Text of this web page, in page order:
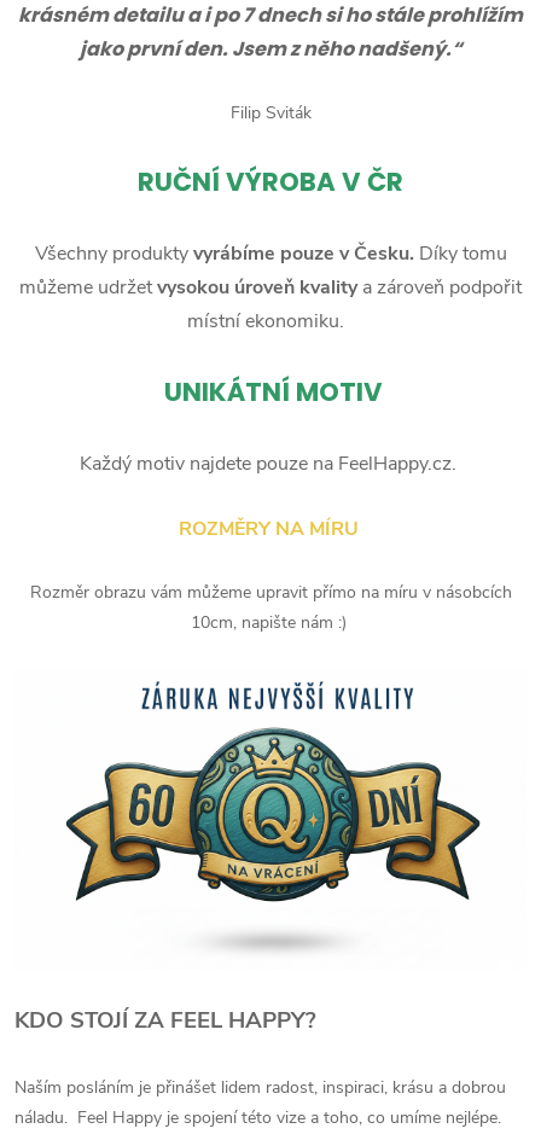
krásném detailu a i po 7 dnech si ho stále prohlížím
jako první den. Jsem z něho nadšený.“
Filip Sviták
RUČNÍ VÝROBA V ČR
Všechny produktyvyrábíme pouze v Česku. Díky tomu
můžeme udržetvysokou úroveň kvalitya zároveň podpořit
místní ekonomiku.
UNIKÁTNÍ MOTIV
Každý motiv najdete pouze na FeelHappy.cz.
ROZMĚRY NA MÍRU
Rozměr obrazu vám můžeme upravit přímo na míru v násobcích
10cm, napište nám :)
KDO STOJÍ ZA FEEL HAPPY?
Naším posláním je přinášet lidem radost, inspiraci, krásu a dobrou
náladu. Feel Happy je spojení této vize a toho, co umíme nejlépe.